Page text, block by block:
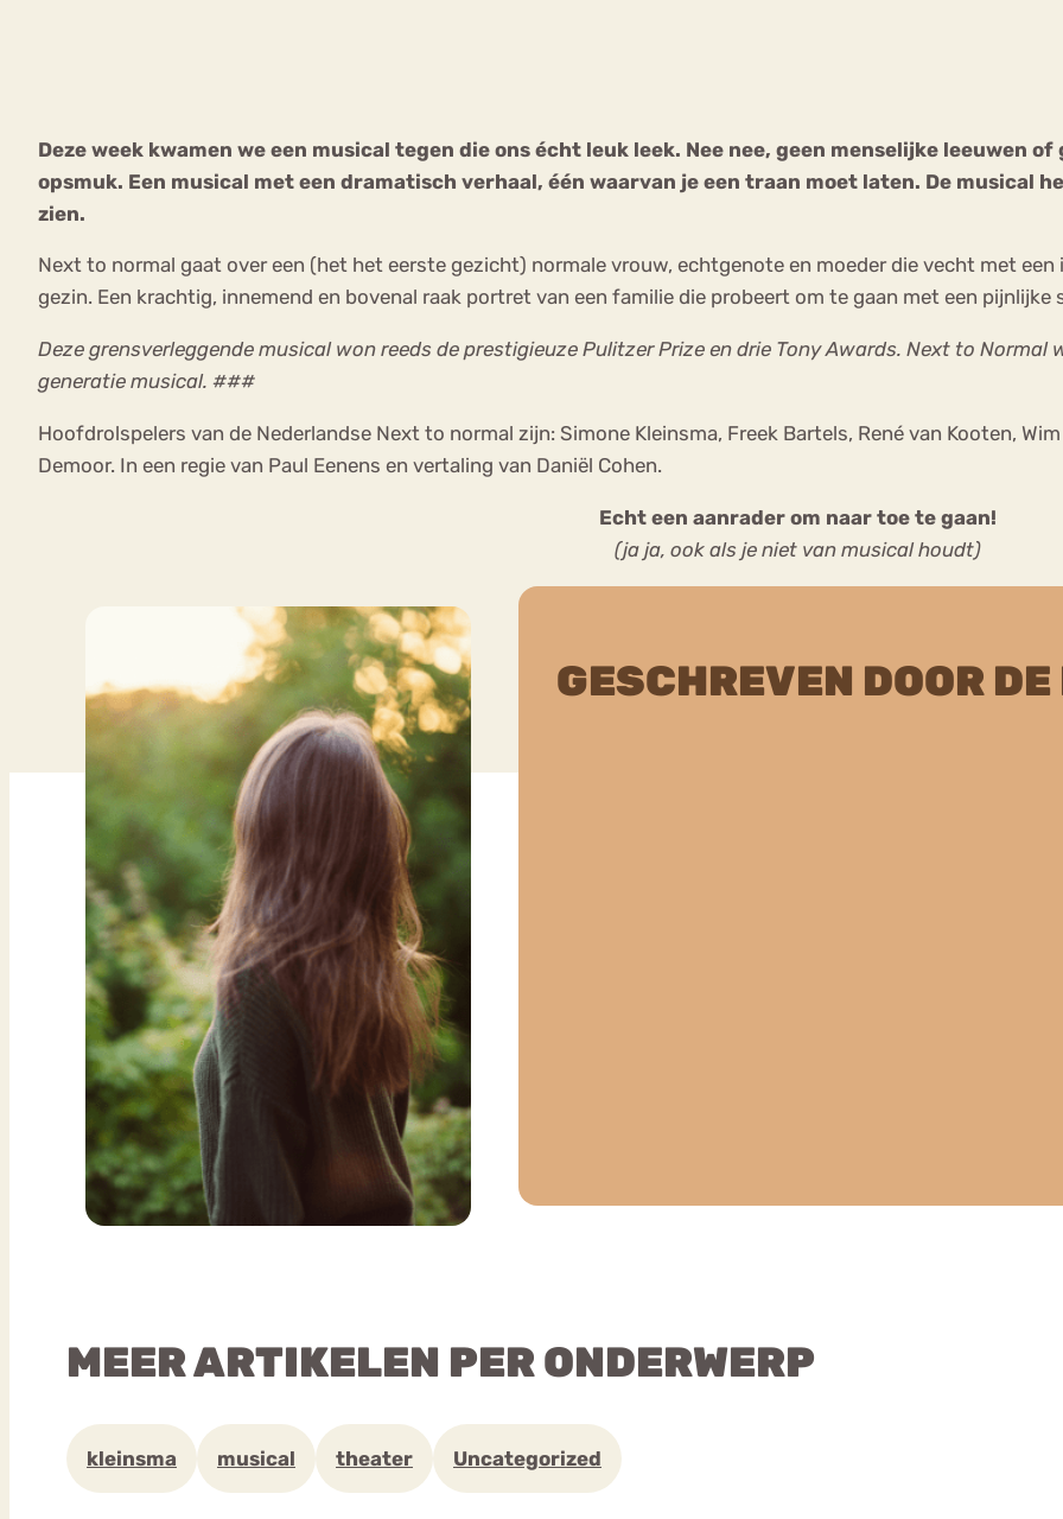
Deze week kwamen we een musical tegen die ons écht leuk leek. Nee nee, geen menselijke leeuwen
opsmuk. Een musical met een dramatisch verhaal, één waarvan je een traan moet laten. De musical
zien.
Next to normal gaat over een (het het eerste gezicht) normale vrouw, echtgenote en moeder die vecht met
gezin. Een krachtig, innemend en bovenal raak portret van een familie die probeert om te gaan met een pijnlijke
Deze grensverleggende musical won reeds de prestigieuze Pulitzer Prize en drie Tony Awards. Next to Normal
generatie musical. ###
Hoofdrolspelers van de Nederlandse Next to normal zijn: Simone Kleinsma, Freek Bartels, René van Kooten,
Demoor. In een regie van Paul Eenens en vertaling van Daniël Cohen.
Echt een aanrader om naar toe te gaan!
(ja ja, ook als je niet van musical houdt)
GESCHREVEN DOOR
MEER ARTIKELEN PER ONDERWERP
kleinsma musical theater Uncategorized
Orthorexia
Afvallen Angst